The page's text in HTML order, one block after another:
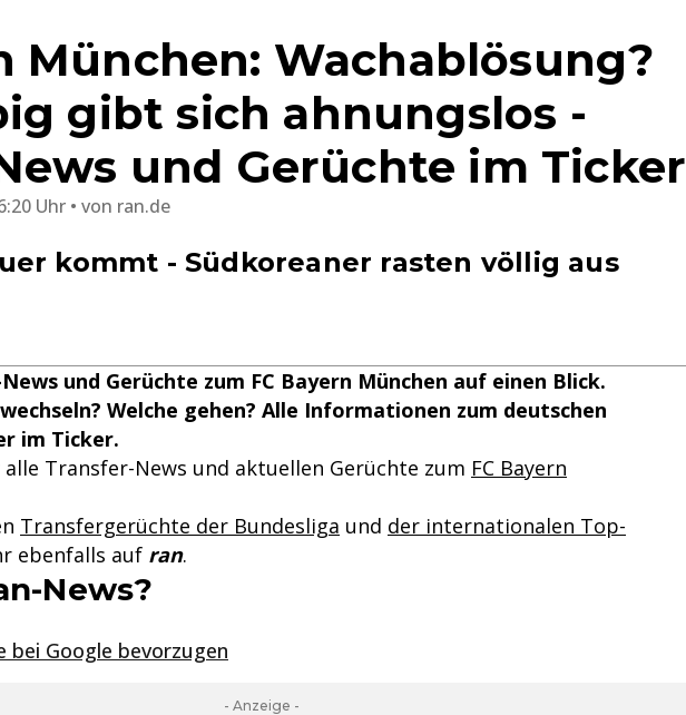
München: Wachablösung?
gibt sich ahnungslos -
und Gerüchte im Ticker
Uhr von ran.de
kommt - Südkoreaner rasten völlig aus
und Gerüchte zum FC Bayern München auf einen Blick.
Welche gehen? Alle Informationen zum deutschen
im Ticker.
Transfer-News und aktuellen Gerüchte zum FC Bayern
Transfergerüchte der Bundesliga und der internationalen Top-
ebenfalls auf ran.
News?
bei Google bevorzugen
- Anzeige -